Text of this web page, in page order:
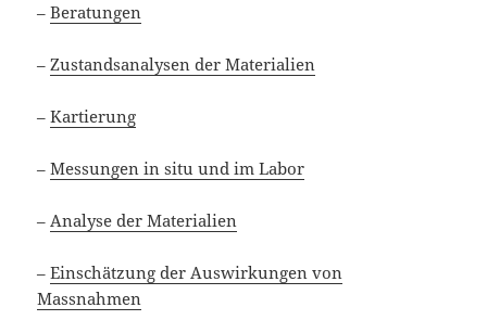
–Beratungen
–Zustandsanalysen der Materialien
–Kartierung
–Messungen in situ und im Labor
–Analyse der Materialien
–Einschätzung der Auswirkungen von
Massnahmen